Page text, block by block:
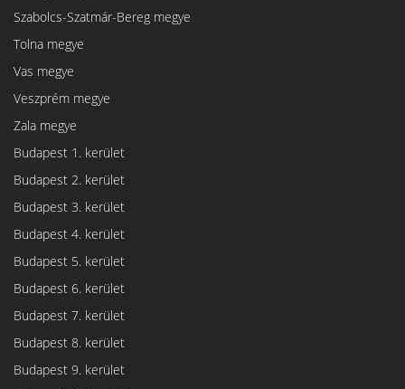
Szabolcs-Szatmár-Bereg megye
Tolna megye
Vas megye
Veszprém megye
Zala megye
Budapest 1. kerület
Budapest 2. kerület
Budapest 3. kerület
Budapest 4. kerület
Budapest 5. kerület
Budapest 6. kerület
Budapest 7. kerület
Budapest 8. kerület
Budapest 9. kerület